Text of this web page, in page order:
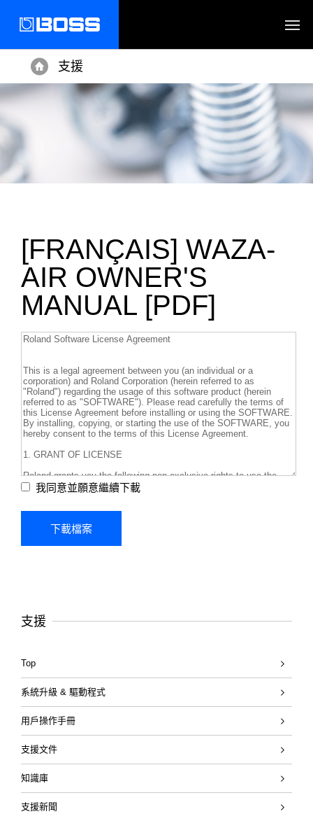
Home
支援
[FRANÇAIS] WAZA-
AIR OWNER'S
MANUAL [PDF]
我同意並願意繼續下載
支援
Top
系統升級 & 驅動程式
用戶操作手冊
支援文件
知識庫
支援新聞